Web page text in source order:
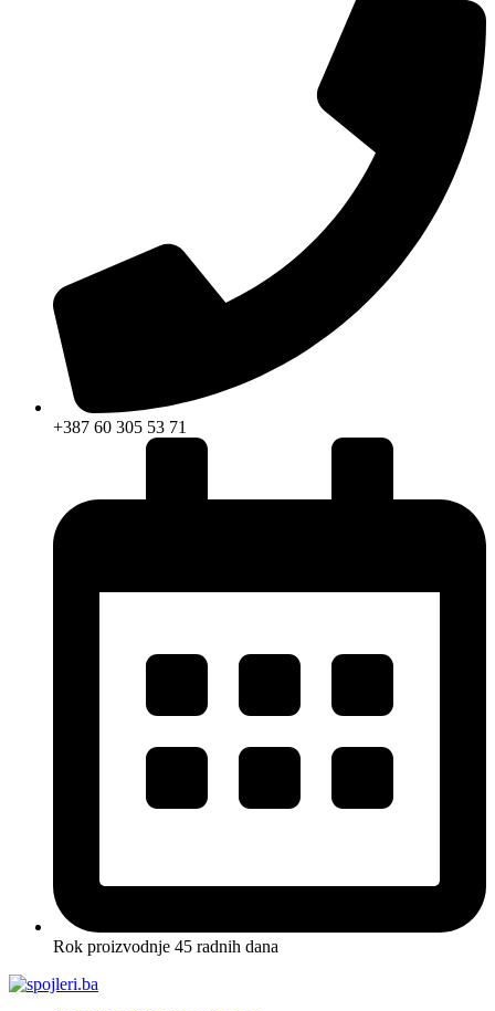
+387 60 305 53 71
Rok proizvodnje 45 radnih dana